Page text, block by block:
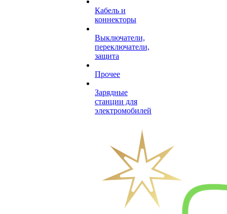
Кабель и
коннекторы
Выключатели,
переключатели,
защита
Прочее
Зарядные
станции для
электромобилей